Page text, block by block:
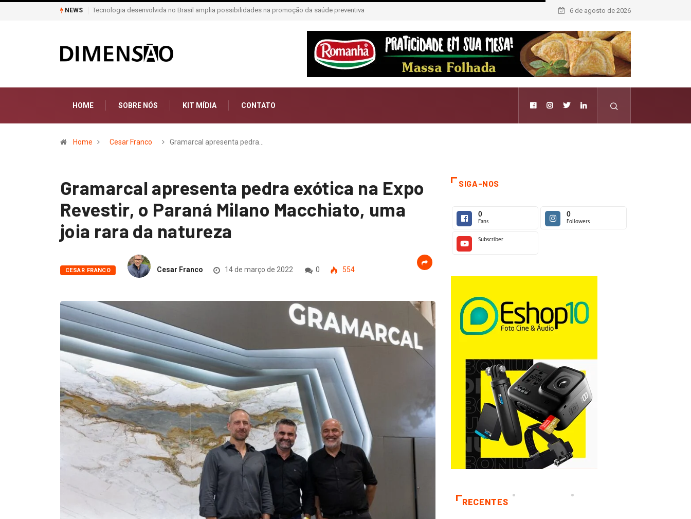
NEWS Moda e Arte 6 de agosto de 2026
HOME SOBRE NÓS KIT MÍDIA CONTATO
Home Cesar Franco Gramarcal apresenta pedra…
Gramarcal apresenta pedra exótica na Expo
Revestir, o Paraná Milano Macchiato, uma
joia rara da natureza
CESAR FRANCO Cesar Franco 14 de março de 2022 0 554
SIGA-NOS
0
Fans
0
Followers
Subscriber
RECENTES